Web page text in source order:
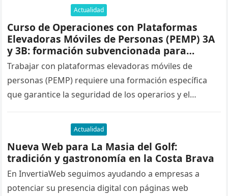
Actualidad
Curso de Operaciones con Plataformas
Elevadoras Móviles de Personas (PEMP) 3A
y 3B: formación subvencionada para
trabajadores en activo
Trabajar con plataformas elevadoras móviles de
personas (PEMP) requiere una formación específica
que garantice la seguridad de los operarios y el
Actualidad
Nueva Web para La Masia del Golf:
tradición y gastronomía en la Costa Brava
En InvertiaWeb seguimos ayudando a empresas a
potenciar su presencia digital con páginas web